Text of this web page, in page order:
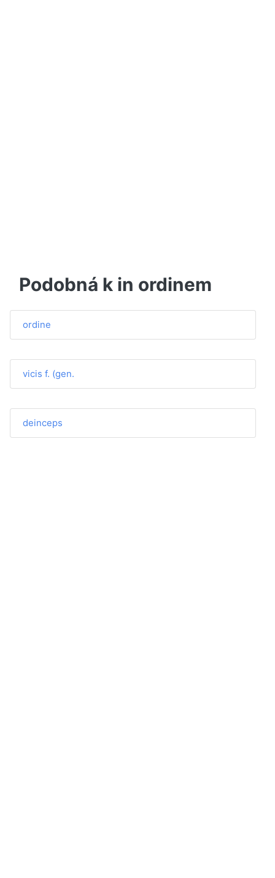
Podobná k in ordinem
ordine
vicis f. (gen.
deinceps